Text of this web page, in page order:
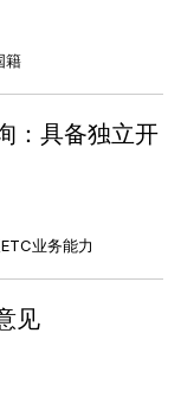
籍
：具备独立开
业务能力
见